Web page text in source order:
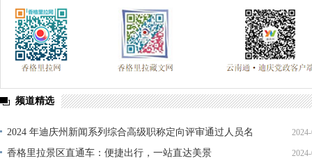
频道精选
2024 年迪庆州新闻系列综合高级职称定向评审通过人员名
单公示
香格里拉景区直通车：便捷出行，一站直达美景